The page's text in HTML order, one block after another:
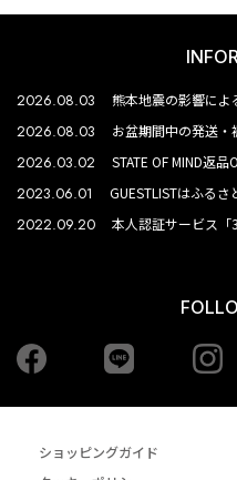
2026.08.03 熊本地震の影響によ
2026.08.03 お盆期間中の発送・
2026.03.02 STATE OF MIND返
2023.06.01 GUESTLISTはふるさ
2022.09.20 本人認証サービス
Facebook
ショッピングガイド